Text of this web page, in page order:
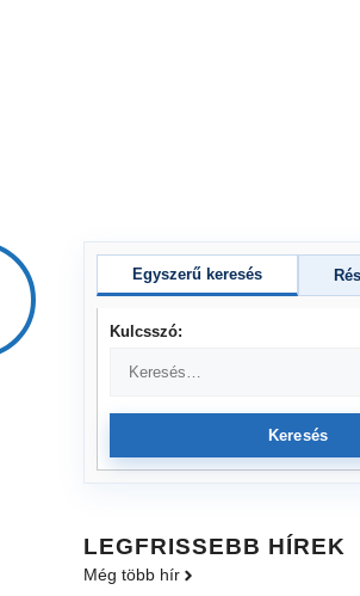
Egyszerű keresés
Kulcsszó:
Keresés
LEGFRISSEBB HÍREK
Még több hír